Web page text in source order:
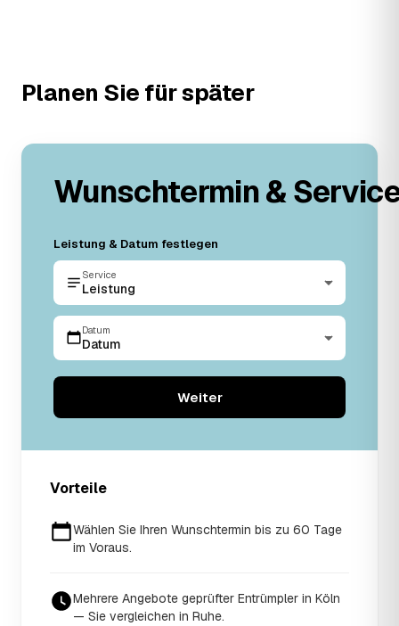
Planen Sie für später
Wunschtermin &
Leistung & Datum festlegen
Service
Leistung
Datum
Datum
Weiter
Vorteile
Wählen Sie Ihren Wunschtermin bis zu 60 Tage
im Voraus.
Mehrere Angebote geprüfter Entrümpler in Köln
— Sie vergleichen in Ruhe.